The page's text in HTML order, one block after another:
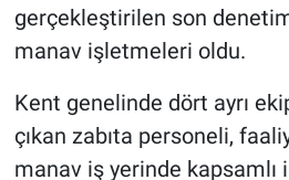
gerçekleştirilen son
manav işletmeleri oldu.
Kent genelinde dört ayrı
çıkan zabıta personeli,
manav iş yerinde kapsamlı
Nöbetçi Eczaneler